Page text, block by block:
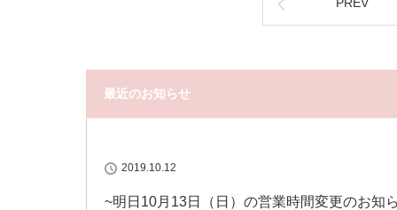
最近のお知らせ
2019.10.12
~明日10月13日（日）の営業時間変更のお知